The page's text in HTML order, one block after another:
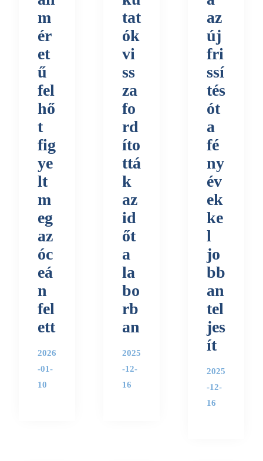
m
ér
et
ű
fel
hő
t
fig
ye
lt
m
eg
az
óc
eá
n
fel
ett
2026
-01-
10
tat
ók
vi
ss
za
fo
rd
íto
ttá
k
az
id
őt
a
la
bo
rb
an
2025
-12-
16
az
új
fri
ssí
tés
ót
a
fé
ny
év
ek
ke
l
jo
bb
an
tel
jes
ít
2025
-12-
16